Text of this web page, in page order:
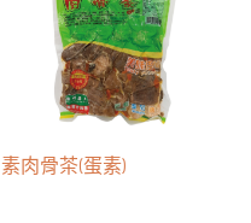
素肉骨茶(蛋素)